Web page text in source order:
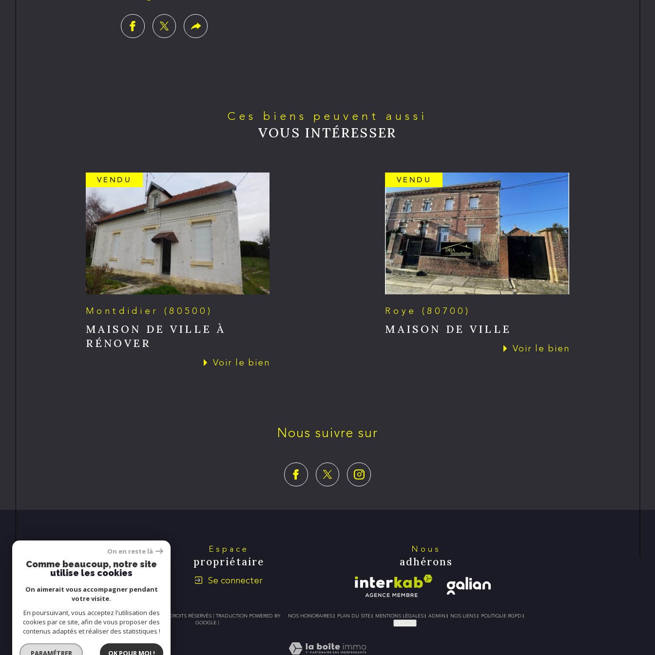
Ces biens peuvent aussi
VOUS INTÉRESSER
VENDU
Montdidier (80500)
MAISON DE VILLE À
RÉNOVER
Voir le bien
VENDU
Roye (80700)
MAISON DE VILLE
Voir le bien
Nous suivre sur
Espace
propriétaire
Se connecter
Nous
adhérons
© 2026 | TOUS DROITS RÉSERVÉS | TRADUCTION POWERED BY
GOOGLE |
NOS HONORAIRES PLAN DU SITE MENTIONS LÉGALES ADMIN NOS LIENS
POLITIQUE RGPD
COOKIES
On en reste là
Comme beaucoup, notre site
utilise les cookies
On aimerait vous accompagner pendant
votre visite.
En poursuivant, vous acceptez l'utilisation des
cookies par ce site, afin de vous proposer des
contenus adaptés et réaliser des statistiques !
PARAMÉTRER OK POUR MOI !